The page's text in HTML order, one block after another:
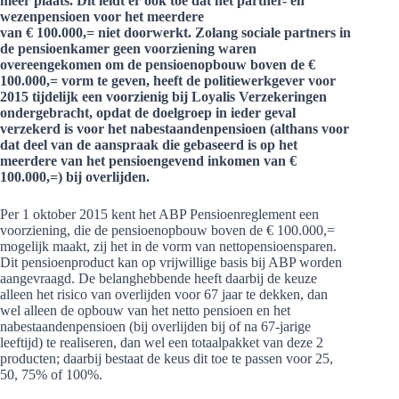
wezenpensioen voor het meerdere
van € 100.000,= niet doorwerkt. Zolang sociale partners in
de pensioenkamer geen voorziening waren
overeengekomen om de pensioenopbouw boven de €
100.000,= vorm te geven, heeft de politiewerkgever voor
2015 tijdelijk een voorzienig bij Loyalis Verzekeringen
ondergebracht, opdat de doelgroep in ieder geval
verzekerd is voor het nabestaandenpensioen (althans voor
dat deel van de aanspraak die gebaseerd is op het
meerdere van het pensioengevend inkomen van €
100.000,=) bij overlijden.
Per 1 oktober 2015 kent het ABP Pensioenreglement een
voorziening, die de pensioenopbouw boven de € 100.000,=
mogelijk maakt, zij het in de vorm van nettopensioensparen.
Dit pensioenproduct kan op vrijwillige basis bij ABP worden
aangevraagd. De belanghebbende heeft daarbij de keuze
alleen het risico van overlijden voor 67 jaar te dekken, dan
wel alleen de opbouw van het netto pensioen en het
nabestaandenpensioen (bij overlijden bij of na 67-jarige
leeftijd) te realiseren, dan wel een totaalpakket van deze 2
producten; daarbij bestaat de keus dit toe te passen voor 25,
50, 75% of 100%.